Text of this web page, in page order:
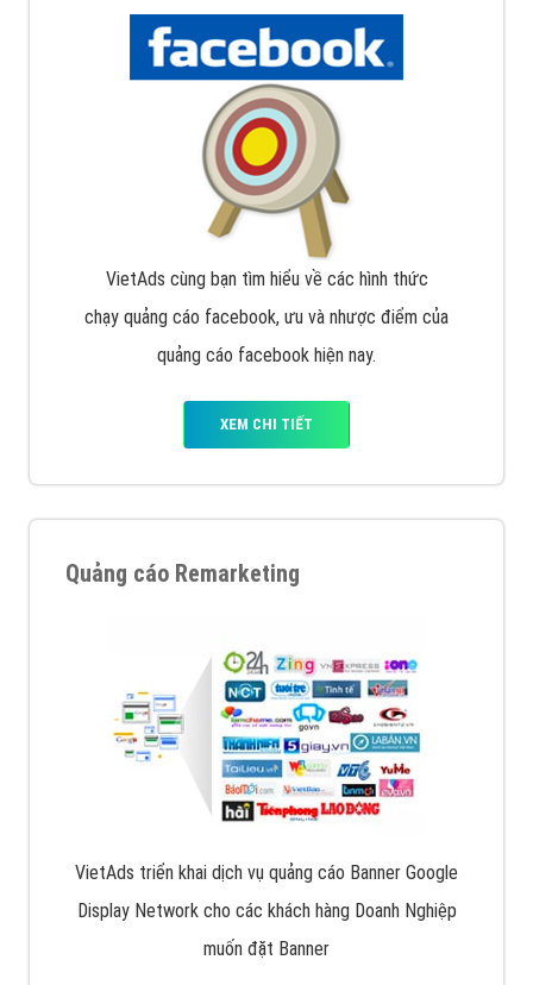
VietAds cùng bạn tìm hiểu về các hình thức
chạy quảng cáo facebook, ưu và nhược điểm của
quảng cáo facebook hiện nay.
XEM CHI TIẾT
Quảng cáo Remarketing
VietAds triển khai dịch vụ quảng cáo Banner Google
Display Network cho các khách hàng Doanh Nghiệp
muốn đặt Banner